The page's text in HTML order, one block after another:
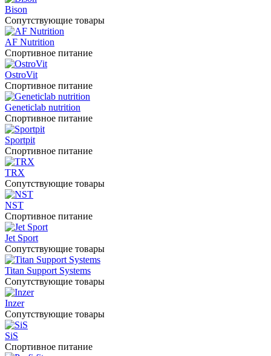
Bison
Сопутствующие товары
AF Nutrition
Спортивное питание
OstroVit
Спортивное питание
Geneticlab nutrition
Спортивное питание
Sportpit
Спортивное питание
TRX
Сопутствующие товары
NST
Спортивное питание
Jet Sport
Сопутствующие товары
Titan Support Systems
Сопутствующие товары
Inzer
Сопутствующие товары
SiS
Спортивное питание